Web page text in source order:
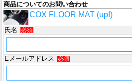
商品についてのお問い合わせ
COX FLOOR MAT (up!)
氏名 必須
Eメールアドレス 必須